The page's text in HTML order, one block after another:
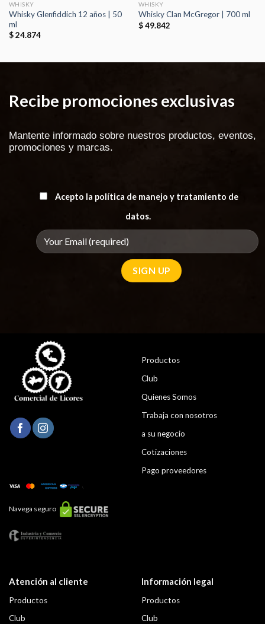
WHISKY
Whisky Glenfiddich 12 años | 50
ml
$24.874
WHISKY
Whisky Clan McGregor | 700 ml
$49.842
Recibe promociones exclusivas
Mantente informado sobre nuestros productos, eventos,
promociones y marcas.
Acepto la política de manejo y tratamiento de
datos.
Navega seguro
Productos
Club
Quienes Somos
Trabaja con nosotros
a su negocio
Cotizaciones
Pago proveedores
Atención al cliente
Productos
Club
Información legal
Productos
Club